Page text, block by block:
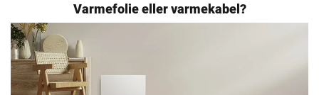
Varmefolie eller varmekabel?